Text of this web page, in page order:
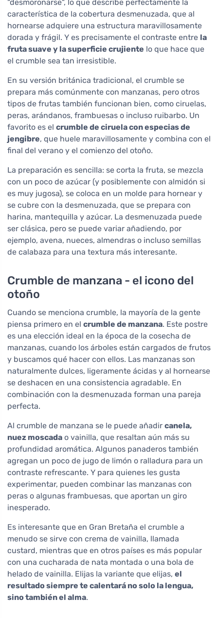
"desmoronarse", lo que describe perfectamente la
característica de la cobertura desmenuzada, que al
hornearse adquiere una estructura maravillosamente
dorada y frágil. Y es precisamente el contraste entre la
fruta suave y la superficie crujiente lo que hace que
el crumble sea tan irresistible.
En su versión británica tradicional, el crumble se
prepara más comúnmente con manzanas, pero otros
tipos de frutas también funcionan bien, como ciruelas,
peras, arándanos, frambuesas o incluso ruibarbo. Un
favorito es el crumble de ciruela con especias de
jengibre, que huele maravillosamente y combina con el
final del verano y el comienzo del otoño.
La preparación es sencilla: se corta la fruta, se mezcla
con un poco de azúcar (y posiblemente con almidón si
es muy jugosa), se coloca en un molde para hornear y
se cubre con la desmenuzada, que se prepara con
harina, mantequilla y azúcar. La desmenuzada puede
ser clásica, pero se puede variar añadiendo, por
ejemplo, avena, nueces, almendras o incluso semillas
de calabaza para una textura más interesante.
Crumble de manzana - el icono del
otoño
Cuando se menciona crumble, la mayoría de la gente
piensa primero en el crumble de manzana. Este postre
es una elección ideal en la época de la cosecha de
manzanas, cuando los árboles están cargados de frutos
y buscamos qué hacer con ellos. Las manzanas son
naturalmente dulces, ligeramente ácidas y al hornearse
se deshacen en una consistencia agradable. En
combinación con la desmenuzada forman una pareja
perfecta.
Al crumble de manzana se le puede añadir canela,
nuez moscada o vainilla, que resaltan aún más su
profundidad aromática. Algunos panaderos también
agregan un poco de jugo de limón o ralladura para un
contraste refrescante. Y para quienes les gusta
experimentar, pueden combinar las manzanas con
peras o algunas frambuesas, que aportan un giro
inesperado.
Es interesante que en Gran Bretaña el crumble a
menudo se sirve con crema de vainilla, llamada
custard, mientras que en otros países es más popular
con una cucharada de nata montada o una bola de
helado de vainilla. Elijas la variante que elijas, el
resultado siempre te calentará no solo la lengua,
sino también el alma.